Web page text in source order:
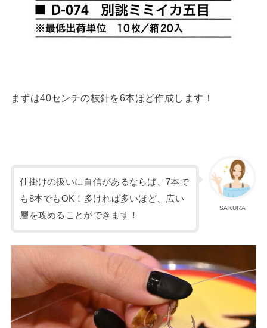
まずは40センチの枝針を6本ほど作成します！
SAKURA
仕掛けの扱いに自信があるならば、7本で
も8本でもOK！多ければ多いほど、広い
層を攻めることができます！